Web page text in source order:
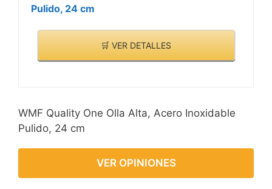
Pulido, 24 cm
🛒 VER DETALLES
WMF Quality One Olla Alta, Acero Inoxidable
Pulido, 24 cm
VER OPINIONES